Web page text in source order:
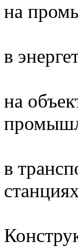
на
в
на
в